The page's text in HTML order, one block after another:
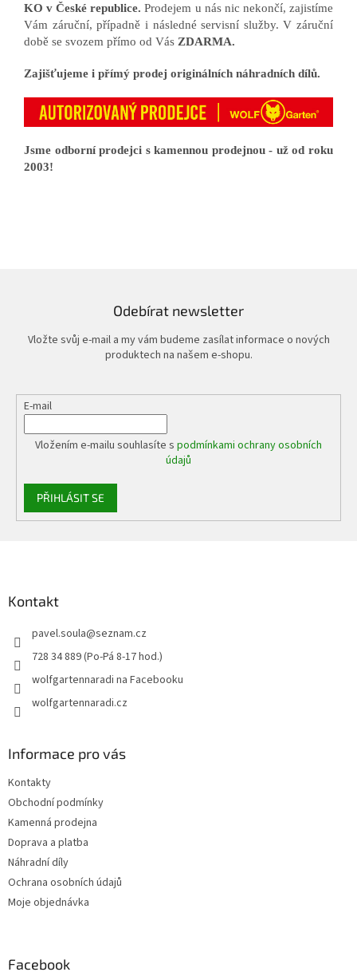
KO v České republice.Prodejem u nás nic nekončí, zajistíme
Vám záruční, případně i následné servisní služby. V záruční
době se svozem přímo od Vás ZDARMA.
Zajišťujeme i přímý prodej originálních náhradních dílů.
Jsme odborní prodejci s kamennou prodejnou - už od roku
2003!
Odebírat newsletter
Vložte svůj e-mail a my vám budeme zasílat informace o nových
produktech na našem e-shopu.
E-mail
Vložením e-mailu souhlasíte s podmínkami ochrany osobních
údajů
PŘIHLÁSIT SE
Kontakt
pavel.soula@seznam.cz
728 34 889 (Po-Pá 8-17 hod.)
wolfgartennaradi na Facebooku
wolfgartennaradi.cz
Informace pro vás
Kontakty
Obchodní podmínky
Kamenná prodejna
Doprava a platba
Náhradní díly
Ochrana osobních údajů
Moje objednávka
Facebook